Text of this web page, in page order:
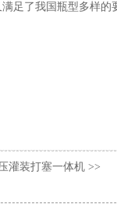
足了我国瓶型多样
灌装打塞一体机 >>